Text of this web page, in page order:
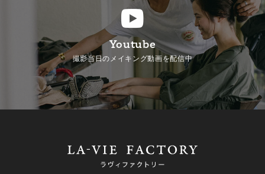
Youtube
撮影当日のメイキング動画を配信中